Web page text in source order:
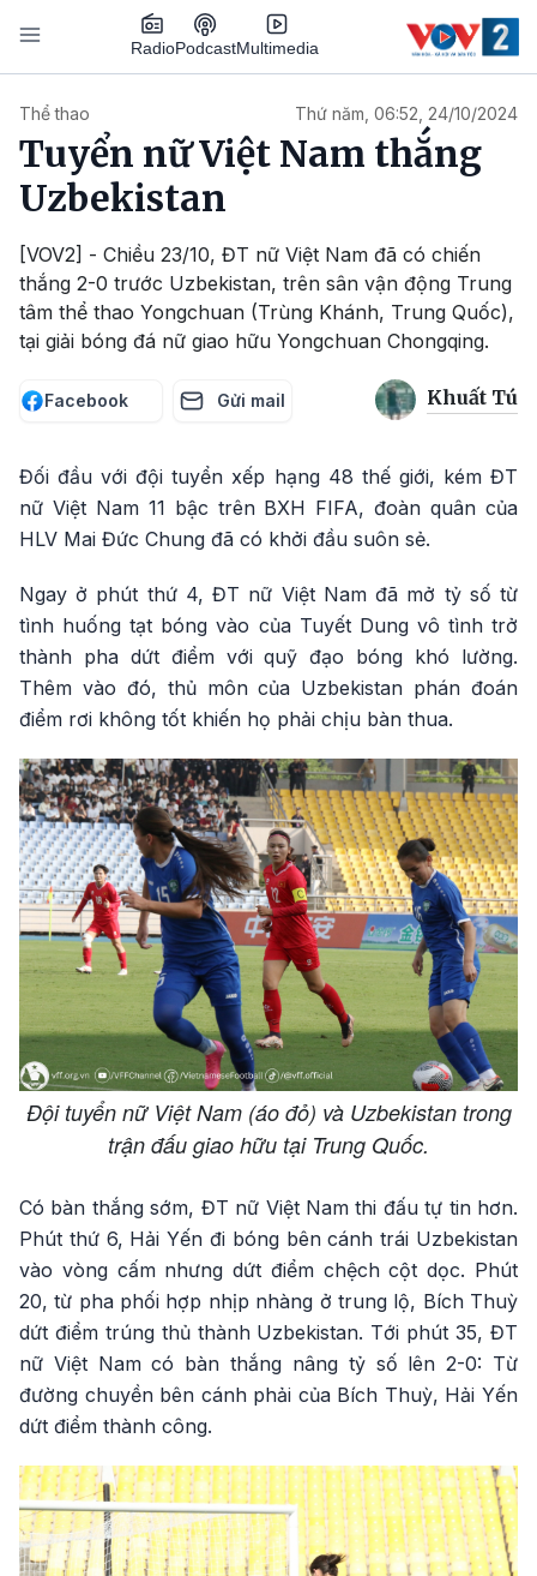
Nhảy đến nội dung
RadioPodcastMultimedia
Thể thao Thứ năm, 06:52, 24/10/2024
Tuyển nữ Việt Nam thắng
Uzbekistan
[VOV2] - Chiều 23/10, ĐT nữ Việt Nam đã có chiến
thắng 2-0 trước Uzbekistan, trên sân vận động Trung
tâm thể thao Yongchuan (Trùng Khánh, Trung Quốc),
tại giải bóng đá nữ giao hữu Yongchuan Chongqing.
Facebook Gửi mail Khuất Tú
Đối đầu với đội tuyển xếp hạng 48 thế giới, kém ĐT
nữ Việt Nam 11 bậc trên BXH FIFA, đoàn quân của
HLV Mai Đức Chung đã có khởi đầu suôn sẻ.
Ngay ở phút thứ 4, ĐT nữ Việt Nam đã mở tỷ số từ
tình huống tạt bóng vào của Tuyết Dung vô tình trở
thành pha dứt điểm với quỹ đạo bóng khó lường.
Thêm vào đó, thủ môn của Uzbekistan phán đoán
điểm rơi không tốt khiến họ phải chịu bàn thua.
Đội tuyển nữ Việt Nam (áo đỏ) và Uzbekistan trong
trận đấu giao hữu tại Trung Quốc.
Có bàn thắng sớm, ĐT nữ Việt Nam thi đấu tự tin hơn.
Phút thứ 6, Hải Yến đi bóng bên cánh trái Uzbekistan
vào vòng cấm nhưng dứt điểm chệch cột dọc. Phút
20, từ pha phối hợp nhịp nhàng ở trung lộ, Bích Thuỳ
dứt điểm trúng thủ thành Uzbekistan. Tới phút 35, ĐT
nữ Việt Nam có bàn thắng nâng tỷ số lên 2-0: Từ
đường chuyền bên cánh phải của Bích Thuỳ, Hải Yến
dứt điểm thành công.